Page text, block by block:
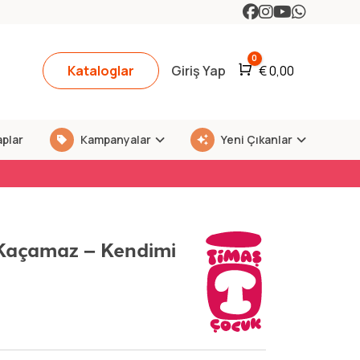
Kataloglar Giriş Yap Araba
0
€0,00
Kampanyalar Yeni Çıkanlar
– Kendimi